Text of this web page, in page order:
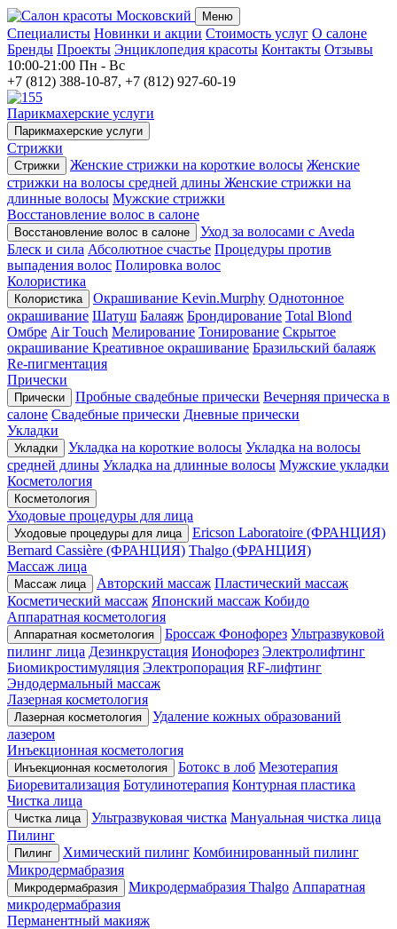
Меню
Специалисты Новинки и акции Стоимость услуг О салоне
Бренды Проекты Энциклопедия красоты Контакты Отзывы
10:00-21:00 Пн - Вс
+7 (812) 388-10-87, +7 (812) 927-60-19
Парикмахерские услуги
Парикмахерские услуги
Стрижки
Стрижки Женские стрижки на короткие волосы Женские
стрижки на волосы средней длины Женские стрижки на
длинные волосы Мужские стрижки
Восстановление волос в салоне
Восстановление волос в салоне
Уход за волосами с Aveda
Блеск и сила Абсолютное счастье Процедуры против
выпадения волос Полировка волос
Колористика
Колористика Окрашивание Kevin.Murphy Однотонное
окрашивание Шатуш Балаяж Брондирование Total Blond
Омбре Air Touch Мелирование Тонирование Скрытое
окрашивание Креативное окрашивание Бразильский балаяж
Re-пигментация
Прически
Прически Пробные свадебные прически Вечерняя прическа в
салоне Свадебные прически Дневные прически
Укладки
Укладки Укладка на короткие волосы Укладка на волосы
средней длины Укладка на длинные волосы Мужские укладки
Косметология
Косметология
Уходовые процедуры для лица
Уходовые процедуры для лица
Ericson Laboratoire (ФРАНЦИЯ)
Bernard Cassière (ФРАНЦИЯ) Thalgo (ФРАНЦИЯ)
Массаж лица
Массаж лица Авторский массаж Пластический массаж
Косметический массаж Японский массаж Кобидо
Аппаратная косметология
Аппаратная косметология Броссаж Фонофорез Ультразвуковой
пилинг лица Дезинкрустация Ионофорез Электролифтинг
Биомикростимуляция Электропорация RF-лифтинг
Эндодермальный массаж
Лазерная косметология
Лазерная косметология
Удаление кожных образований
лазером
Инъекционная косметология
Инъекционная косметология Ботокс в лоб Мезотерапия
Биоревитализация Ботулинотерапия Контурная пластика
Чистка лица
Чистка лица Ультразвуковая чистка Мануальная чистка лица
Пилинг
Пилинг Химический пилинг Комбинированный пилинг
Микродермабразия
Микродермабразия Микродермабразия Thalgo Аппаратная
микродермабразия
Перманентный макияж